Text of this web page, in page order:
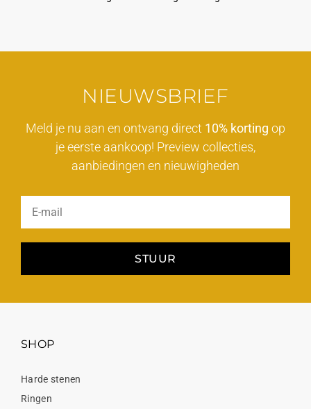
NIEUWSBRIEF
Meld je nu aan en ontvang direct 10% korting op
je eerste aankoop! Preview collecties,
aanbiedingen en nieuwigheden
STUUR
SHOP
Harde stenen
Ringen